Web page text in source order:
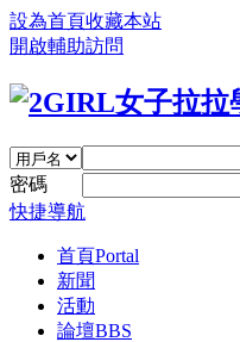
設為首頁收藏本站
開啟輔助訪問
密碼
快捷導航
首頁Portal
新聞
活動
論壇BBS